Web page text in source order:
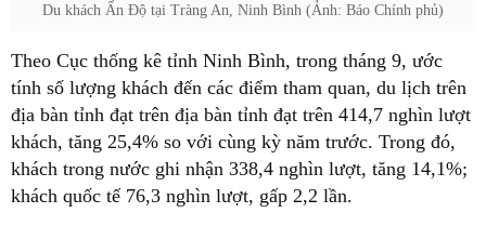
Du khách Ấn Độ tại Tràng An, Ninh Bình (Ảnh: Báo Chính phủ)
Theo Cục thống kê tỉnh Ninh Bình, trong tháng 9, ước
tính số lượng khách đến các điểm tham quan, du lịch trên
địa bàn tỉnh đạt trên địa bàn tỉnh đạt trên 414,7 nghìn lượt
khách, tăng 25,4% so với cùng kỳ năm trước. Trong đó,
khách trong nước ghi nhận 338,4 nghìn lượt, tăng 14,1%;
khách quốc tế 76,3 nghìn lượt, gấp 2,2 lần.